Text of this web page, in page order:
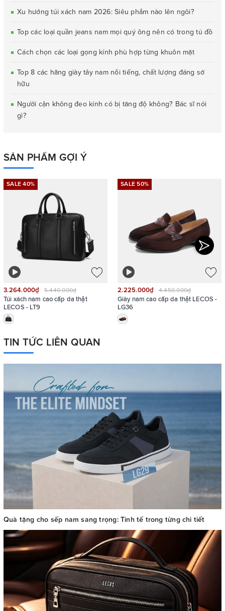
Xu hướng túi xách nam 2026: Siêu phẩm nào lên ngôi?
Top các loại quần jeans nam mọi quý ông nên có trong tủ đồ
Cách chọn các loại gọng kính phù hợp từng khuôn mặt
Top 8 các hãng giày tây nam nổi tiếng, chất lượng đáng sở
hữu
Người cận không đeo kính có bị tăng độ không? Bác sĩ nói
gì?
SẢN PHẨM GỢI Ý
SALE 40%
3.264.000₫ 5.440.000₫
Túi xách nam cao cấp da thật
LECOS - LT9
SALE 50%
2.225.000₫ 4.450.000₫
Giày nam cao cấp da thật LECOS -
LG36
TIN TỨC LIÊN QUAN
Quà tặng cho sếp nam sang trọng: Tinh tế trong từng chi tiết